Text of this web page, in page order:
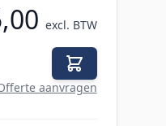
excl. BTW
aanvragen